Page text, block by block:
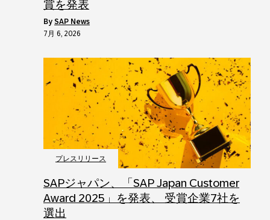
賞を発表
by SAP News
7月 6, 2026
プレスリリース
SAPジャパン、「SAP Japan Customer
Award 2025」を発表、 受賞企業7社を
選出